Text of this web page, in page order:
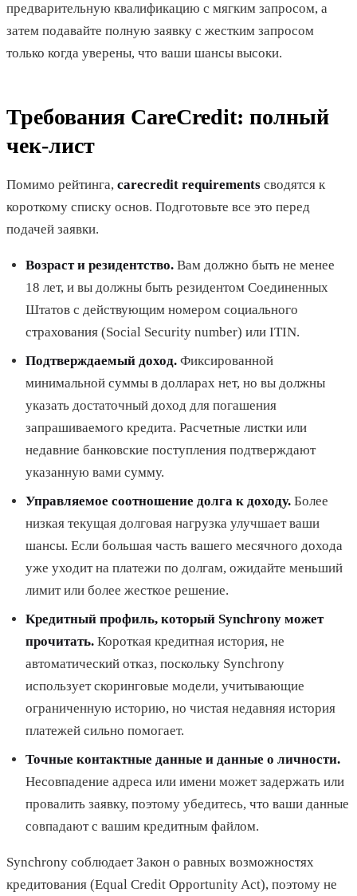
предварительную квалификацию с мягким запросом, а
затем подавайте полную заявку с жестким запросом
только когда уверены, что ваши шансы высоки.
Требования CareCredit: полный
чек-лист
Помимо рейтинга, carecredit requirements сводятся к
короткому списку основ. Подготовьте все это перед
подачей заявки.
Возраст и резидентство. Вам должно быть не менее
18 лет, и вы должны быть резидентом Соединенных
Штатов с действующим номером социального
страхования (Social Security number) или ITIN.
Подтверждаемый доход. Фиксированной
минимальной суммы в долларах нет, но вы должны
указать достаточный доход для погашения
запрашиваемого кредита. Расчетные листки или
недавние банковские поступления подтверждают
указанную вами сумму.
Управляемое соотношение долга к доходу. Более
низкая текущая долговая нагрузка улучшает ваши
шансы. Если большая часть вашего месячного дохода
уже уходит на платежи по долгам, ожидайте меньший
лимит или более жесткое решение.
Кредитный профиль, который Synchrony может
прочитать. Короткая кредитная история, не
автоматический отказ, поскольку Synchrony
использует скоринговые модели, учитывающие
ограниченную историю, но чистая недавняя история
платежей сильно помогает.
Точные контактные данные и данные о личности.
Несовпадение адреса или имени может задержать или
провалить заявку, поэтому убедитесь, что ваши данные
совпадают с вашим кредитным файлом.
Synchrony соблюдает Закон о равных возможностях
кредитования (Equal Credit Opportunity Act), поэтому не